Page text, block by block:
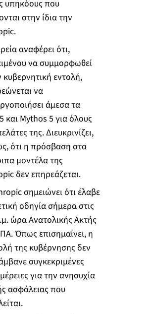
υπηκόους που
στην ίδια την
αναφέρει ότι,
να συμμορφωθεί
κυβερνητική εντολή,
να
άμεσα τα
και Mythos 5 για όλους
της. Διευκρινίζει,
ότι η πρόσβαση στα
μοντέλα της
δεν επηρεάζεται.
σημειώνει ότι έλαβε
οδηγία σήμερα στις
ώρα Ανατολικής Ακτής
Όπως επισημαίνει, η
της κυβέρνησης δεν
συγκεκριμένες
για την ανησυχία
ασφάλειας που